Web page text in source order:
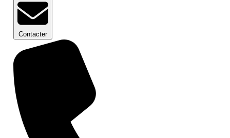
Contacter